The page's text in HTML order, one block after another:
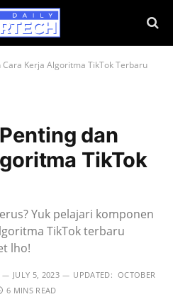
Cara Kerja Algoritma TikTok Terbaru
dan
TikTok
Yuk pelajari komponen
TikTok terbaru
lho!
JULY 5, 2023 UPDATED: OCTOBER
6 MINS READ